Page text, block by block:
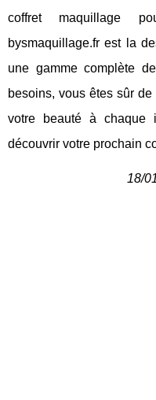
coffret maquillage
bysmaquillage.fr est la
une gamme complète
besoins, vous êtes sûr
votre beauté à chaque
découvrir votre prochain
18/